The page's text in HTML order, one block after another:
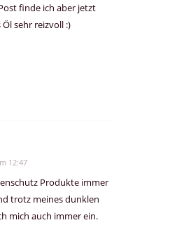
finde ich aber jetzt
sehr reizvoll :)
12:47
Produkte immer
trotz meines dunklen
mich auch immer ein.